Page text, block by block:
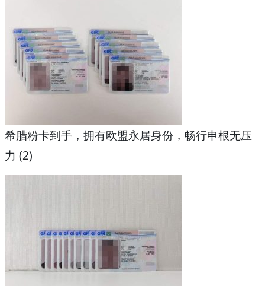
希腊粉卡到手，拥有欧盟永居身份，畅行申根无压
力 (2)